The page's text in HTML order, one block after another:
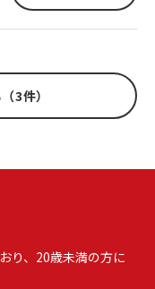
3件）
り、20歳未満の方に